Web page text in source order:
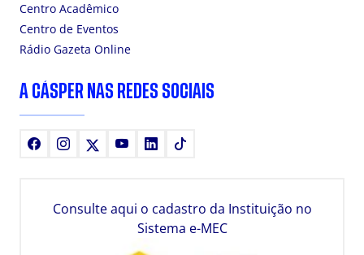
Centro Acadêmico
Centro de Eventos
Rádio Gazeta Online
A CÁSPER NAS REDES SOCIAIS
FacebookInstagram YoutubeLinkedIn
Consulte aqui o cadastro da Instituição no
Sistema e-MEC